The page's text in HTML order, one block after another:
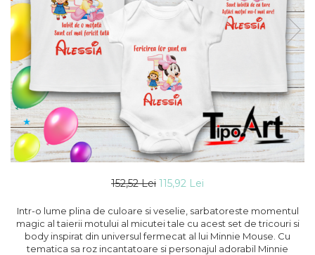
152,52 Lei 115,92 Lei
Intr-o lume plina de culoare si veselie, sarbatoreste momentul
magic al taierii motului al micutei tale cu acest set de tricouri si
body inspirat din universul fermecat al lui Minnie Mouse. Cu
tematica sa roz incantatoare si personajul adorabil Minnie